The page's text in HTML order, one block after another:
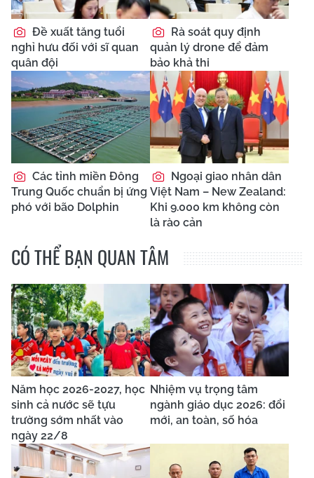
Đề xuất tăng tuổi
nghỉ hưu đối với sĩ quan
quân đội
Rà soát quy định
quản lý drone để đảm
bảo khả thi
Các tỉnh miền Đông
Trung Quốc chuẩn bị ứng
phó với bão Dolphin
Ngoại giao nhân dân
Việt Nam – New Zealand:
Khi 9.000 km không còn
là rào cản
CÓ THỂ BẠN QUAN TÂM
Năm học 2026-2027, học
sinh cả nước sẽ tựu
trường sớm nhất vào
ngày 22/8
Nhiệm vụ trọng tâm
ngành giáo dục 2026: đổi
mới, an toàn, số hóa